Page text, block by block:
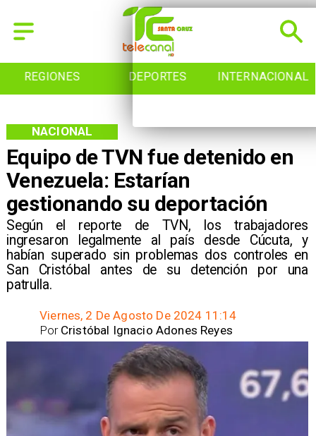
REGIONES DEPORTES INTERNACIONAL
Equipo de TVN fue detenido en
Venezuela: Estarían
gestionando su deportación
Según el reporte de TVN, los trabajadores
ingresaron legalmente al país desde Cúcuta, y
habían superado sin problemas dos controles en
San Cristóbal antes de su detención por una
patrulla.
NACIONAL
Viernes, 2 De Agosto De 2024 11:14
Cristóbal Ignacio Adones Reyes
Por